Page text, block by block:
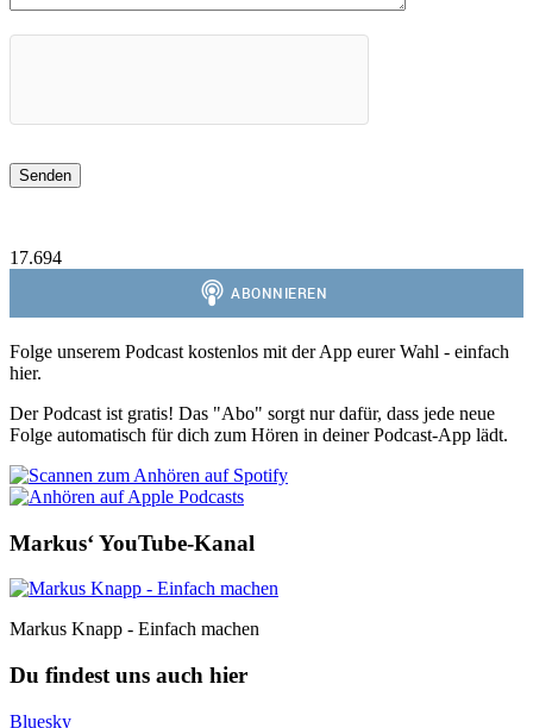
17.694
Folge unserem Podcast kostenlos mit der App eurer Wahl - einfach
hier.
Der Podcast ist gratis! Das "Abo" sorgt nur dafür, dass jede neue
Folge automatisch für dich zum Hören in deiner Podcast-App lädt.
Markus‘ YouTube-Kanal
Markus Knapp - Einfach machen
Du findest uns auch hier
Bluesky